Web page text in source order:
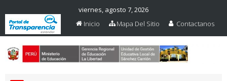
viernes, agosto 7, 2026
Inicio
Mapa Del Sitio Contactanos